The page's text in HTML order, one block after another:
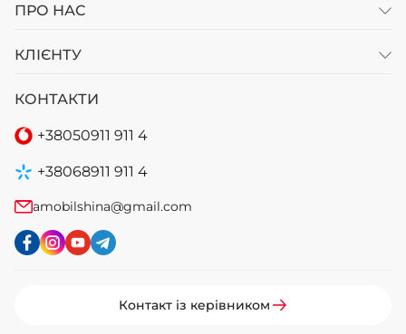
ПРО НАС
КЛІЄНТУ
КОНТАКТИ
+38050911 911 4
+38068911 911 4
amobilshina@gmail.com
Контакт із керівником